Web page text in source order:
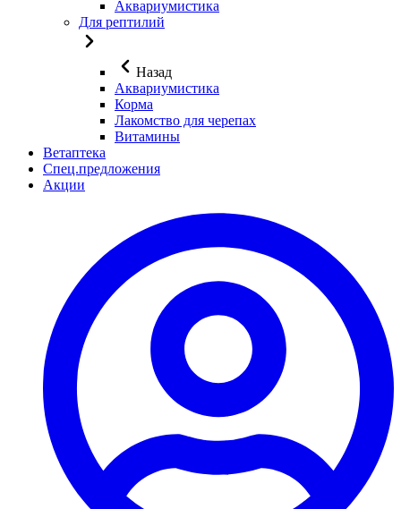
Аквариумистика
Для рептилий
Назад
Аквариумистика
Корма
Лакомство для черепах
Витамины
Ветаптека
Спец.предложения
Акции